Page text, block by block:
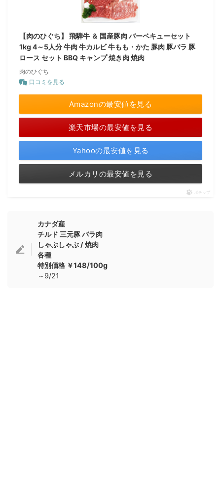
【肉のひぐち】 飛騨牛 ＆ 国産豚肉 バーベキューセット
1kg 4～5人分 牛肉 牛カルビ 牛もも・かた 豚肉 豚バラ 豚
ロース セット BBQ キャンプ 焼き肉 焼肉
肉のひぐち
口コミを見る
Amazonの最安値を見る
楽天市場の最安値を見る
Yahooの最安値を見る
メルカリの最安値を見る
ポチップ
カナダ産
チルド 三元豚 バラ肉
しゃぶしゃぶ / 焼肉
各種
特別価格 ￥148/100g
～9/21